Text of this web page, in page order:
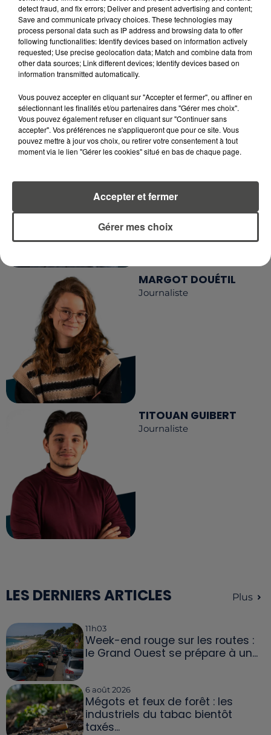
RECEVEZ LES ALERTES INFOS DE LA RÉDACTION
EN TÉLÉCHARGEANT L'APPLICATION MOBILE
RCA
LA RÉDACTION
RCA
Voir toute l'équipe RCA
DIMITRI COUTAND
Journaliste
MARGOT DOUÉTIL
Journaliste
TITOUAN GUIBERT
Journaliste
LES DERNIERS ARTICLES Plus
11h03
Week-end rouge sur les routes :
le Grand Ouest se prépare à un...
6 août 2026
Mégots et feux de forêt : les
industriels du tabac bientôt
taxés...
detect fraud, and fix errors; Deliver and present advertising and content;
Save and communicate privacy choices. These technologies may
process personal data such as IP address and browsing data to offer
following functionalities: Identify devices based on information actively
requested; Use precise geolocation data; Match and combine data from
other data sources; Link different devices; Identify devices based on
information transmitted automatically.
Vous pouvez accepter en cliquant sur "Accepter et fermer", ou affiner en
sélectionnant les finalités et/ou partenaires dans "Gérer mes choix".
Vous pouvez également refuser en cliquant sur "Continuer sans
accepter". Vos préférences ne s'appliqueront que pour ce site. Vous
pouvez mettre à jour vos choix, ou retirer votre consentement à tout
moment via le lien "Gérer les cookies" situé en bas de chaque page.
Gérer mes choix
Accepter et fermer